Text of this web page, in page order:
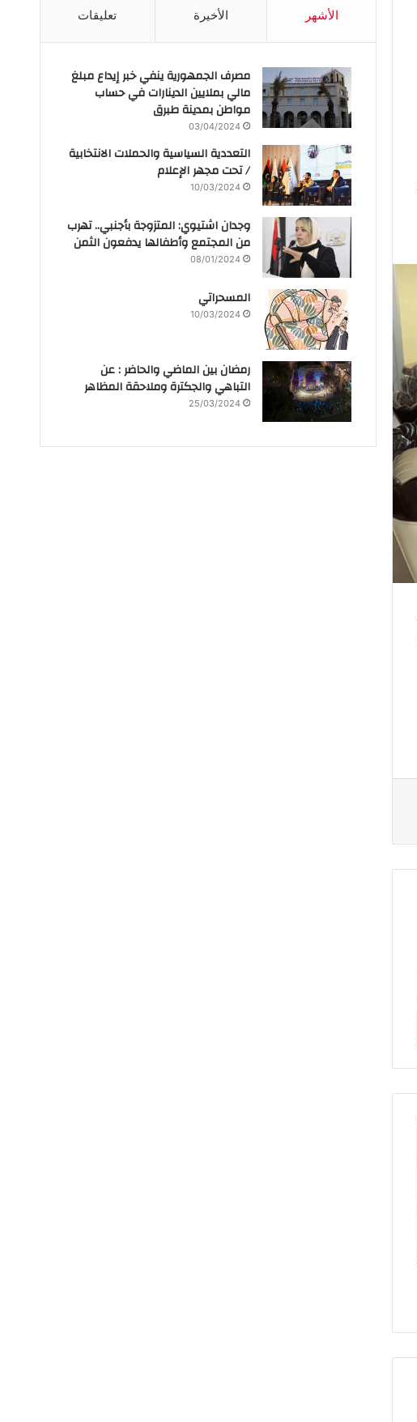
الأشهر الأخيرة تعليقات
مصرف الجمهورية ينفي خبر إيداع مبلغ
مالي بملايين الدينارات في حساب
مواطن بمدينة طبرق
03/04/2024
التعددية السياسية والحملات الانتخابية
/ تحت مجهر الإعلام
10/03/2024
وجدان اشتيوي: المتزوجة بأجنبي.. تهرب
من المجتمع وأطفالها يدفعون الثمن
08/01/2024
المسحراتي
10/03/2024
رمضان بين الماضي والحاضر : عن
التباهي والجكترة وملاحقة المظاهر
25/03/2024